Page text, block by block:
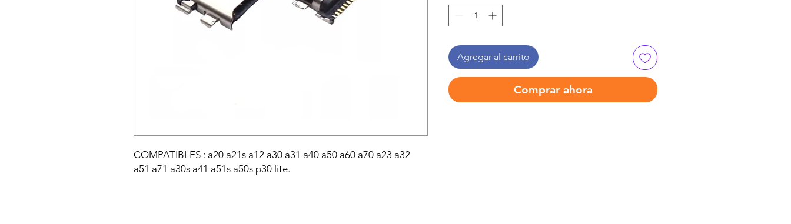
COMPATIBLES : a20 a21s a12 a30 a31 a40 a50 a60 a70 a23 a32
a51 a71 a30s a41 a51s a50s p30 lite.
Agregar al carrito
Comprar ahora